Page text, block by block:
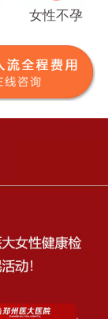
女性不孕